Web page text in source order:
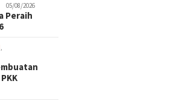
05/08/2026
Peraih